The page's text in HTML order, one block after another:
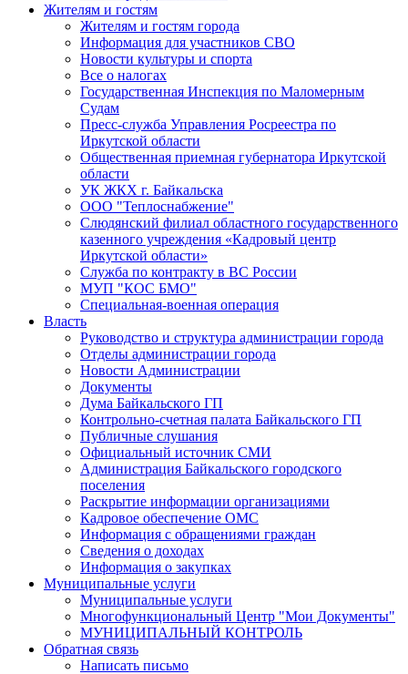
Жителям и гостям
Жителям и гостям города
Информация для участников СВО
Новости культуры и спорта
Все о налогах
Государственная Инспекция по Маломерным
Судам
Пресс-служба Управления Росреестра по
Иркутской области
Общественная приемная губернатора Иркутской
области
УК ЖКХ г. Байкальска
ООО "Теплоснабжение"
Слюдянский филиал областного государственного
казенного учреждения «Кадровый центр
Иркутской области»
Служба по контракту в ВС России
МУП "КОС БМО"
Специальная-военная операция
Власть
Руководство и структура администрации города
Отделы администрации города
Новости Администрации
Документы
Дума Байкальского ГП
Контрольно-счетная палата Байкальского ГП
Публичные слушания
Официальный источник СМИ
Администрация Байкальского городского
поселения
Раскрытие информации организациями
Кадровое обеспечение ОМС
Информация с обращениями граждан
Сведения о доходах
Информация о закупках
Муниципальные услуги
Муниципальные услуги
Многофункциональный Центр "Мои Документы"
МУНИЦИПАЛЬНЫЙ КОНТРОЛЬ
Обратная связь
Написать письмо